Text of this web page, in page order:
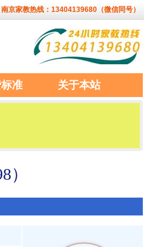
南京家教热线：13404139680（微信同号）
准 关于本站